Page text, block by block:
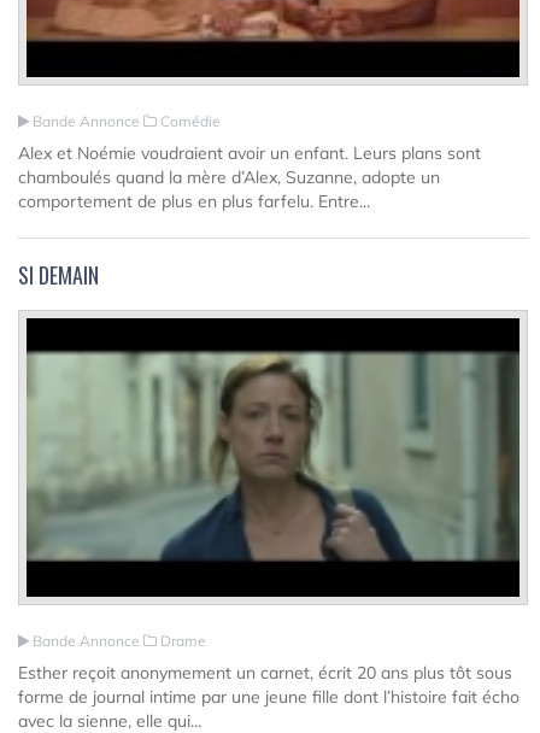
Bande Annonce Comédie
Alex et Noémie voudraient avoir un enfant. Leurs plans sont
chamboulés quand la mère d’Alex, Suzanne, adopte un
comportement de plus en plus farfelu. Entre...
SI DEMAIN
Bande Annonce Drame
Esther reçoit anonymement un carnet, écrit 20 ans plus tôt sous
forme de journal intime par une jeune fille dont l’histoire fait écho
avec la sienne, elle qui...